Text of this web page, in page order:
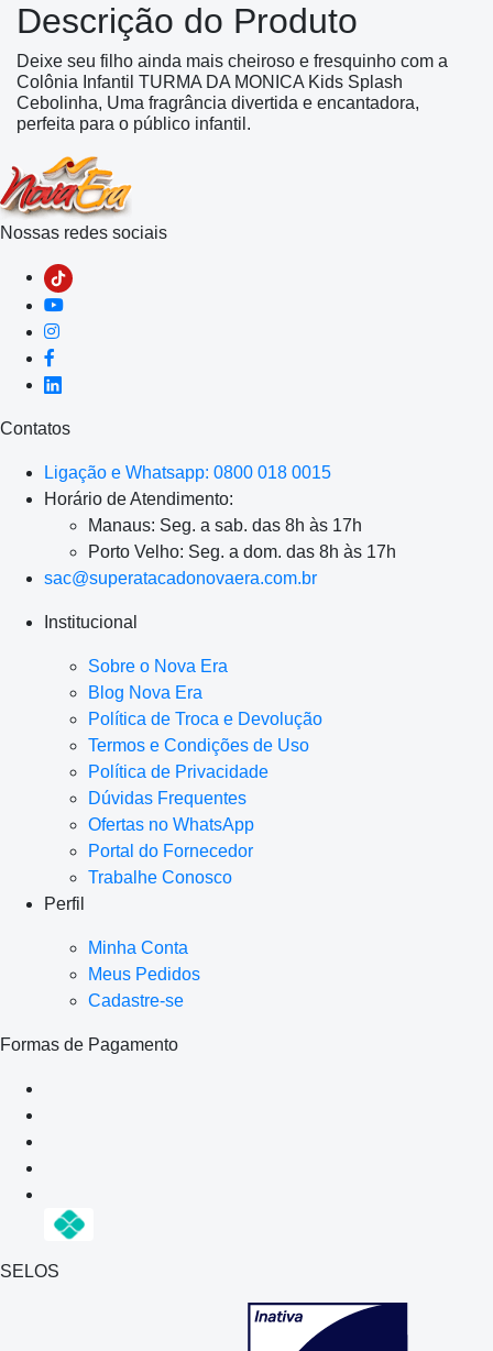
Descrição do Produto
Deixe seu filho ainda mais cheiroso e fresquinho com a
Colônia Infantil TURMA DA MONICA Kids Splash
Cebolinha, Uma fragrância divertida e encantadora,
perfeita para o público infantil.
Nossas redes sociais
Contatos
Ligação e Whatsapp: 0800 018 0015
Horário de Atendimento:
Manaus: Seg. a sab. das 8h às 17h
Porto Velho: Seg. a dom. das 8h às 17h
sac@superatacadonovaera.com.br
Institucional
Sobre o Nova Era
Blog Nova Era
Política de Troca e Devolução
Termos e Condições de Uso
Política de Privacidade
Dúvidas Frequentes
Ofertas no WhatsApp
Portal do Fornecedor
Trabalhe Conosco
Perfil
Minha Conta
Meus Pedidos
Cadastre-se
Formas de Pagamento
SELOS